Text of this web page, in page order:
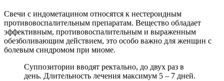
Свечи с индометацином относятся к нестероидным
противовоспалительным препаратам. Вещество обладает
эффективным, противовоспалительным и выраженным
обезболивающим действием, это особо важно для женщин с
болевым синдромом при миоме.
Суппозитории вводят ректально, до двух раз в
день. Длительность лечения максимум 5 – 7 дней.